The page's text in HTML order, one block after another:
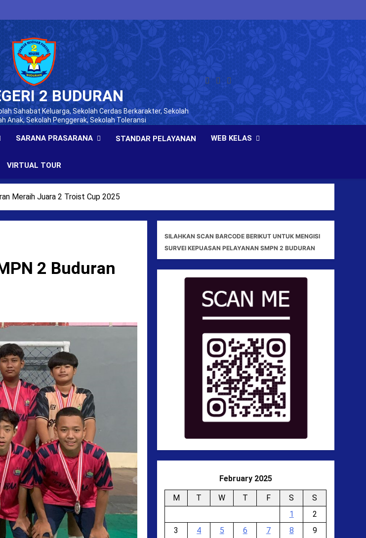
2 BUDURAN
Sahabat Keluarga, Sekolah Cerdas Berkarakter, Sekolah
Anak, Sekolah Penggerak, Sekolah Toleransi
SARANA PRASARANA STANDAR PELAYANAN WEB KELAS
VIRTUAL TOUR
Meraih Juara 2 Troist Cup 2025
2 Buduran
SILAHKAN SCAN BARCODE BERIKUT UNTUK MENGISI
SURVEI KEPUASAN PELAYANAN SMPN 2 BUDURAN
February 2025
M T W T F S
S
1
2
3
4 5 6 7 8
9